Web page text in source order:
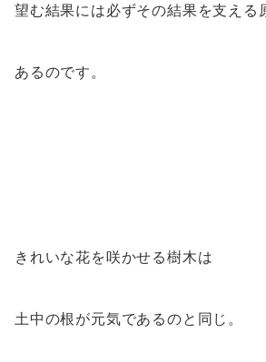
望む結果には必ずその結果を支える
あるのです。
きれいな花を咲かせる樹木は
土中の根が元気であるのと同じ。